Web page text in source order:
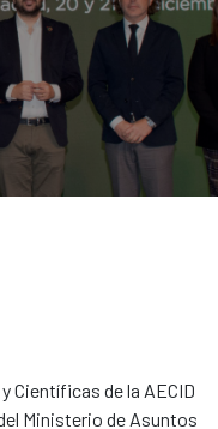
Científicas de la AECID
Ministerio de Asuntos